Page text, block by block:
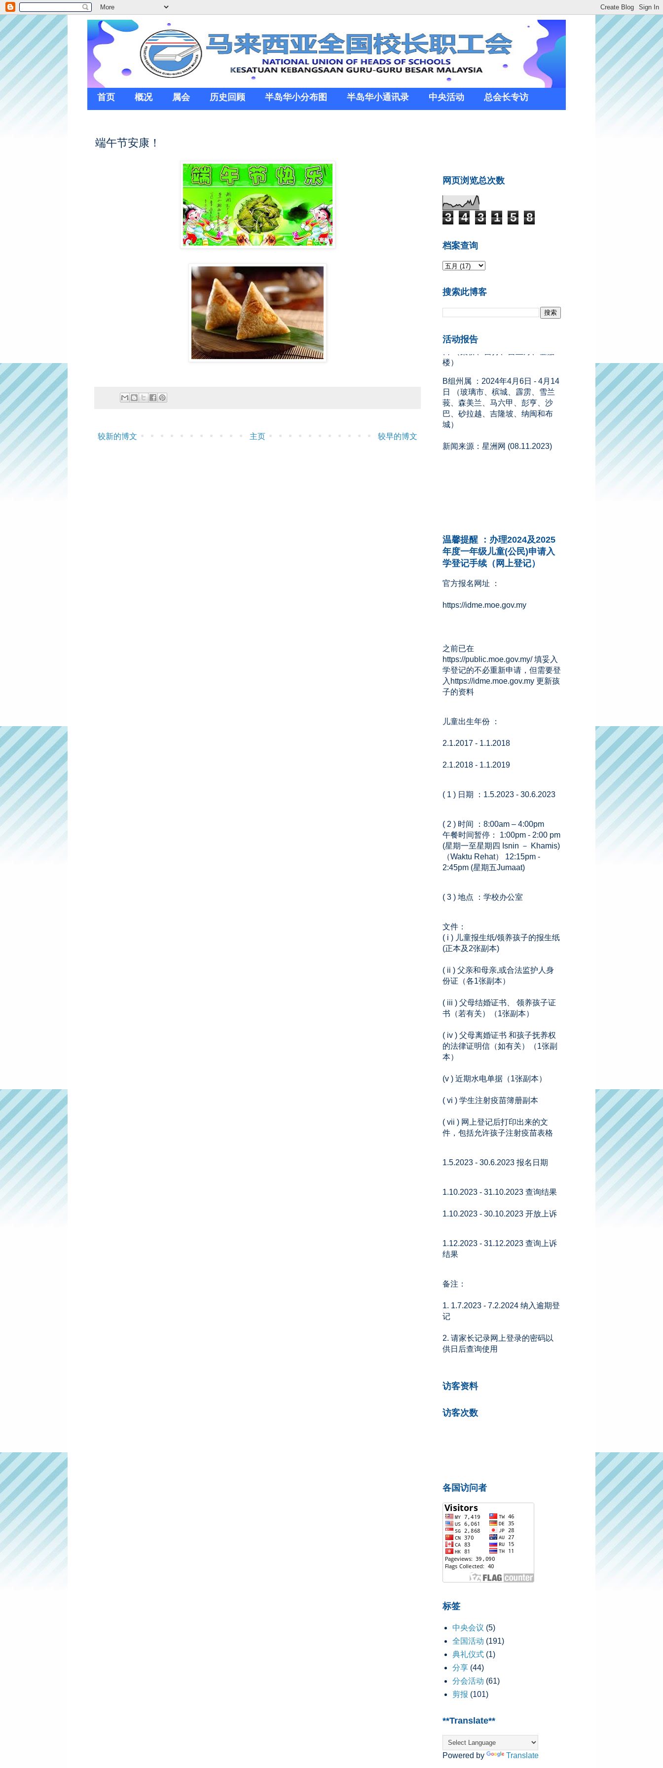
首页 概况 属会 历史回顾 半岛华小分布图 半岛华小通讯录 中央活动 总会长专访
端午节安康！
较新的博文 较早的博文
主页
网页浏览总次数
3 4 3 1 5 8
档案查询
搜索此博客
活动报告
A组州属 ：2024年4月5日 - 4月13
楼）
B组州属 ：2024年4月6日 - 4月14
莪、森美兰、马六甲、彭亨、沙
巴、砂拉越、吉隆坡、纳闽和布
城）
新闻来源：星洲网 (08.11.2023)
温馨提醒 ：办理2024及2025
年度一年级儿童(公民)申请入
学登记手续（网上登记）
官方报名网址 ：
https://idme.moe.gov.my
之前已在
https://public.moe.gov.my/ 填妥入
学登记的不必重新申请，但需要登
入https://idme.moe.gov.my 更新孩
子的资料
儿童出生年份 ：
2.1.2017 - 1.1.2018
2.1.2018 - 1.1.2019
( 1 ) 日期 ：1.5.2023 - 30.6.2023
( 2 ) 时间 ：8:00am – 4:00pm
午餐时间暂停： 1:00pm - 2:00 pm
(星期一至星期四 Isnin － Khamis)
（Waktu Rehat） 12:15pm -
2:45pm (星期五Jumaat)
( 3 ) 地点 ：学校办公室
文件：
( i ) 儿童报生纸/领养孩子的报生纸
(正本及2张副本)
( ii ) 父亲和母亲,或合法监护人身
份证（各1张副本）
( iii ) 父母结婚证书、 领养孩子证
书（若有关）（1张副本）
( iv ) 父母离婚证书 和孩子抚养权
的法律证明信（如有关）（1张副
本）
(v ) 近期水电单据（1张副本）
( vi ) 学生注射疫苗簿册副本
( vii ) 网上登记后打印出来的文
件，包括允许孩子注射疫苗表格
1.5.2023 - 30.6.2023 报名日期
1.10.2023 - 31.10.2023 查询结果
1.10.2023 - 30.10.2023 开放上诉
1.12.2023 - 31.12.2023 查询上诉
结果
备注：
1. 1.7.2023 - 7.2.2024 纳入逾期登
记
2. 请家长记录网上登录的密码以
供日后查询使用
访客资料
访客次数
各国访问者
标签
中央会议 (5)
全国活动 (191)
典礼仪式 (1)
分享 (44)
分会活动 (61)
剪报 (101)
**Translate**
Powered by Translate